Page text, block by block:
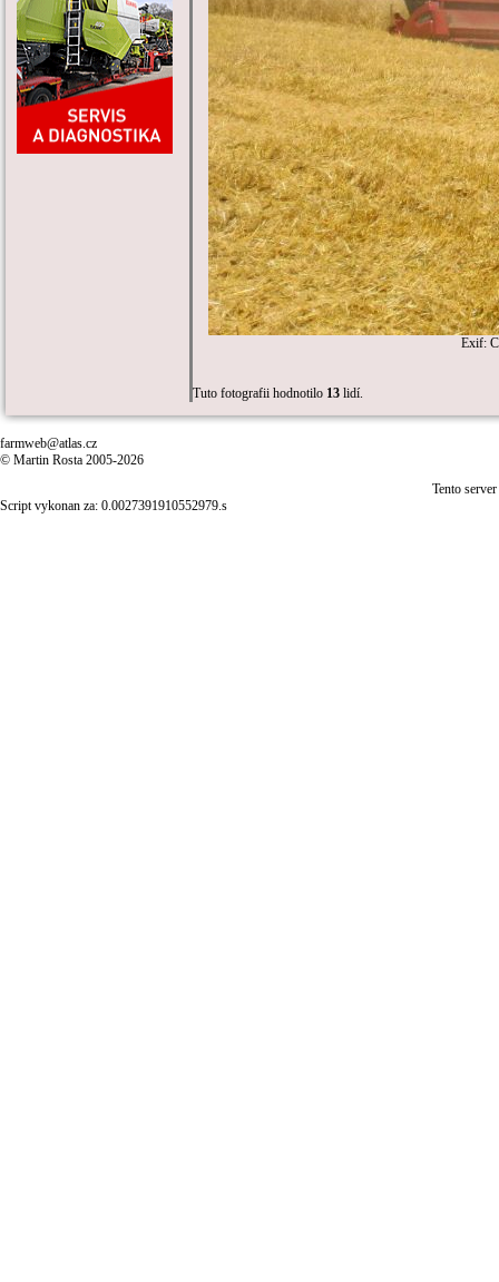
Exif:
Tuto fotografii hodnotilo 13 lidí.
farmweb@atlas.cz
© Martin Rosta 2005-2026
Tento
Script vykonan za: 0.0027391910552979.s